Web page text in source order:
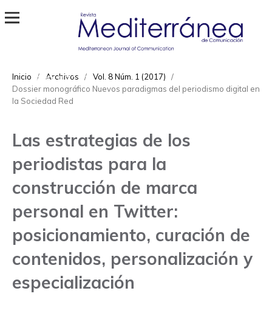
1989-872X
Inicio / Archivos / Vol. 8 Núm. 1 (2017)
/
Dossier monográfico Nuevos paradigmas del periodismo digital en
la Sociedad Red
Las estrategias de los
periodistas para la
construcción de marca
personal en Twitter:
posicionamiento, curación de
contenidos, personalización y
especialización